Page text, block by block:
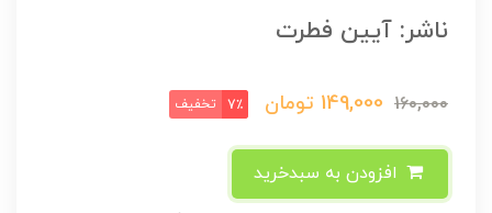
ناشر: آیین فطرت
160,000
149,000 تومان 7٪ تخفیف